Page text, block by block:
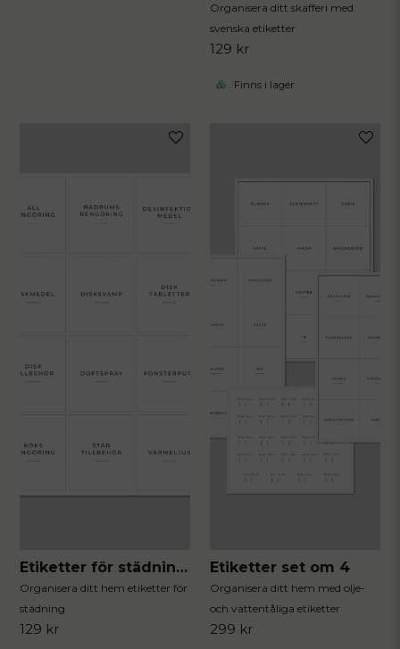
Organisera ditt skafferi med
svenska etiketter
129 kr
Finns i lager
Etiketter för städning 12st
Organisera ditt hem etiketter för
städning
129 kr
Etiketter set om 4
Organisera ditt hem med olje-
och vattentåliga etiketter
299 kr